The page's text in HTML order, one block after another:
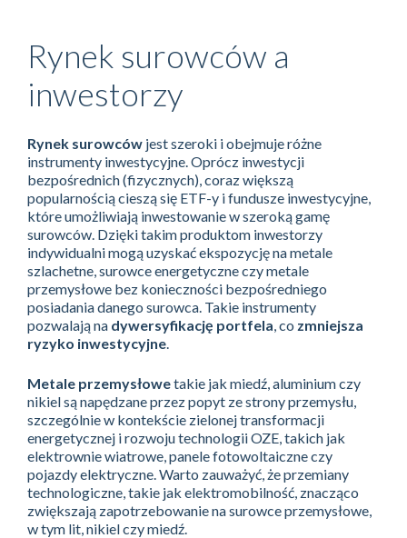
Rynek surowców a
inwestorzy
Rynek surowców jest szeroki i obejmuje różne
instrumenty inwestycyjne. Oprócz inwestycji
bezpośrednich (fizycznych), coraz większą
popularnością cieszą się ETF-y i fundusze inwestycyjne,
które umożliwiają inwestowanie w szeroką gamę
surowców. Dzięki takim produktom inwestorzy
indywidualni mogą uzyskać ekspozycję na metale
szlachetne, surowce energetyczne czy metale
przemysłowe bez konieczności bezpośredniego
posiadania danego surowca. Takie instrumenty
pozwalają na dywersyfikację portfela, co zmniejsza
ryzyko inwestycyjne.
Metale przemysłowetakie jak miedź, aluminium czy
nikiel są napędzane przez popyt ze strony przemysłu,
szczególnie w kontekście zielonej transformacji
energetycznej i rozwoju technologii OZE, takich jak
elektrownie wiatrowe, panele fotowoltaiczne czy
pojazdy elektryczne. Warto zauważyć, że przemiany
technologiczne, takie jak elektromobilność, znacząco
zwiększają zapotrzebowanie na surowce przemysłowe,
w tym lit, nikiel czy miedź.